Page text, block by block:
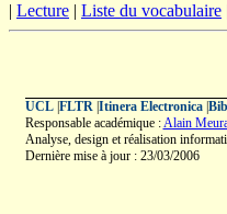
| Lecture | Liste du vocabulaire
UCL| FLTR| Itinera Electronica|
Responsable académique :Alain
Analyse, design et réalisation
Dernière mise à jour : 23/03/2006